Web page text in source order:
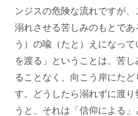
ンジスの危険な流れですが、
溺れさせる苦しみのもとであ
う）の喩（たと）えになっ
を渡る」ということは、苦
ることなく、向こう岸にた
す。どうしたら溺れずに渡り
うと、それは「信仰による